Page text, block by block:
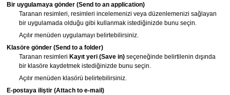
Bir uygulamaya gönder (Send to an application)
Taranan resimleri, resimleri incelemenizi veya düzenlemenizi sağlayan
bir uygulamada olduğu gibi kullanmak istediğinizde bunu seçin.
Açılır menüden uygulamayı belirtebilirsiniz.
Klasöre gönder (Send to a folder)
Taranan resimleri Kayıt yeri (Save in) seçeneğinde belirtilenin dışında
bir klasöre kaydetmek istediğinizde bunu seçin.
Açılır menüden klasörü belirtebilirsiniz.
E-postaya iliştir (Attach to e-mail)